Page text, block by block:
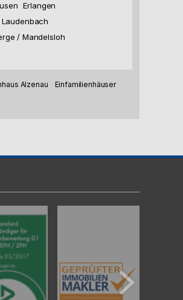
Erlangen
Laudenbach
/ Mandelsloh
Alzenau
Einfamilienhäuser